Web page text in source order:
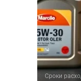
Сроки